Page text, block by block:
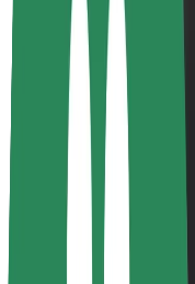
Conductores
Ingresos de
Repartidores
Ingresos de
Comercios
Flotas